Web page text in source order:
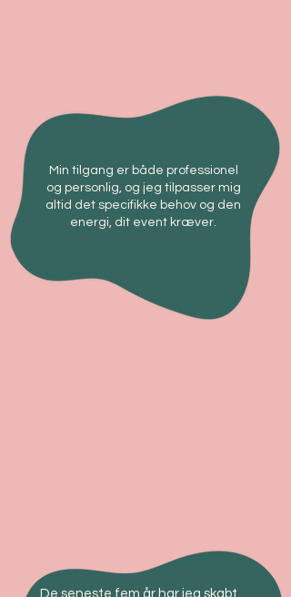
Min tilgang er både professionel
og personlig, og jeg tilpasser mig
altid det specifikke behov og den
energi, dit event kræver.
De seneste fem år har jeg skabt